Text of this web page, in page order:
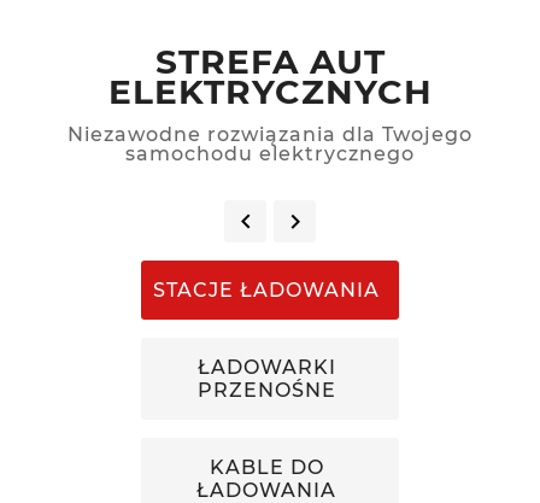
STREFA AUT
ELEKTRYCZNYCH
Niezawodne rozwiązania dla Twojego
samochodu elektrycznego
 
STACJE ŁADOWANIA
ŁADOWARKI
PRZENOŚNE
KABLE DO
ŁADOWANIA